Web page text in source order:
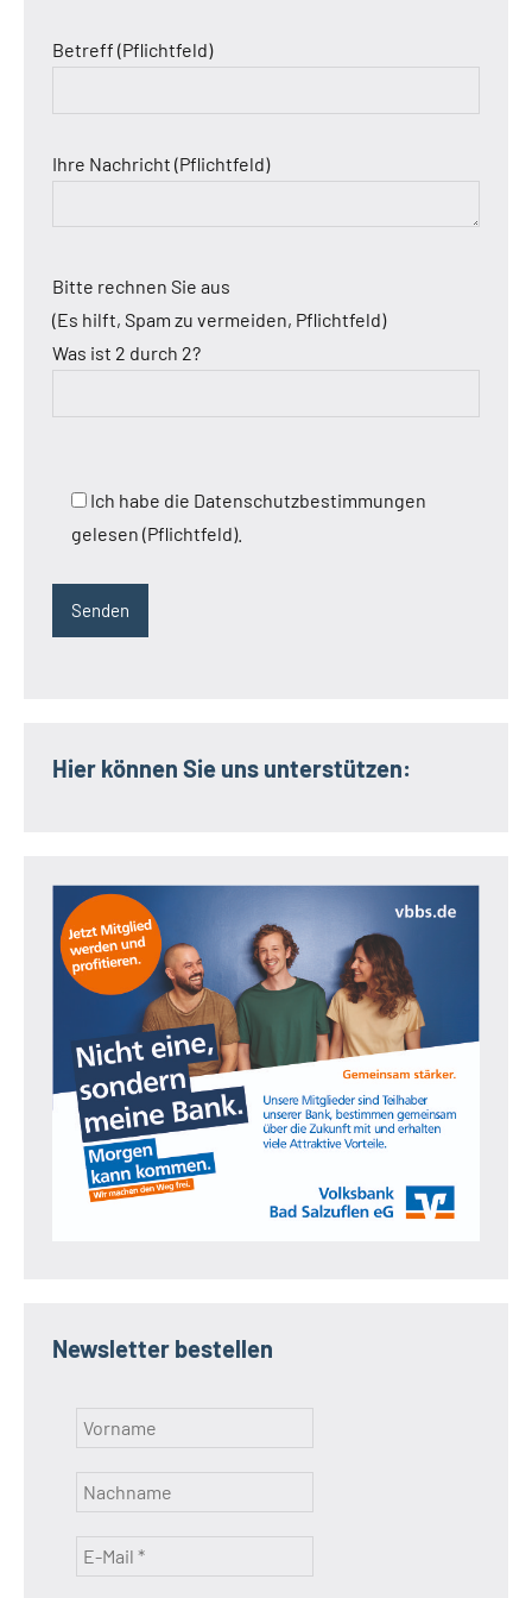
Betreff (Pflichtfeld)
Ihre Nachricht (Pflichtfeld)
Bitte rechnen Sie aus
(Es hilft, Spam zu vermeiden, Pflichtfeld)
Was ist 2 durch 2?
Ich habe die Datenschutzbestimmungen
gelesen (Pflichtfeld).
Hier können Sie uns unterstützen:
Newsletter bestellen